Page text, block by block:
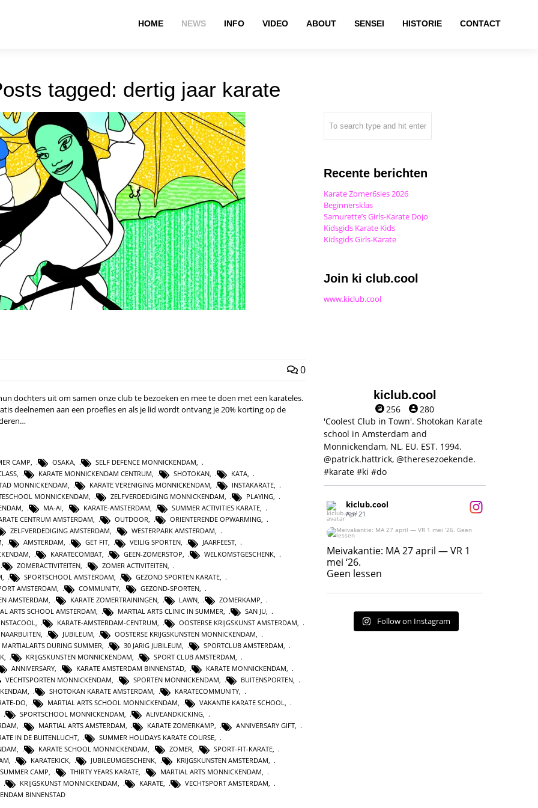
HOME NEWS INFO VIDEO ABOUT SENSEI HISTORIE CONTACT
tagged: dertig jaar karate
0
dochters uit om samen onze club te bezoeken en mee te doen met een karateles.
deelnemen aan een proefles en als je lid wordt ontvang je 20% korting op de
CAMP, OSAKA, SELF DEFENCE MONNICKENDAM,
, KARATE MONNICKENDAM CENTRUM, SHOTOKAN, KATA,
MONNICKENDAM, KARATE VERENIGING MONNICKENDAM, INSTAKARATE,
MONNICKENDAM, ZELFVERDEDIGING MONNICKENDAM, PLAYING,
, MA-AI, KARATE-AMSTERDAM, SUMMER ACTIVITIES KARATE,
CENTRUM AMSTERDAM, OUTDOOR, ORIENTERENDE OPWARMING,
ZELFVERDEDIGING AMSTERDAM, WESTERPARK AMSTERDAM,
, AMSTERDAM, GET FIT, VEILIG SPORTEN, JAARFEEST,
KARATECOMBAT GEEN-ZOMERSTOP WELKOMSTGESCHENK
ZOMERACTIVITEITEN ZOMER ACTIVITEITEN
SPORTSCHOOL AMSTERDAM GEZOND SPORTEN KARATE
AMSTERDAM
COMMUNITY GEZOND-SPORTEN
AMSTERDAM
KARATE ZOMERTRAININGEN LAWN ZOMERKAMP
ARTS SCHOOL AMSTERDAM
MARTIAL ARTS CLINIC IN SUMMER SAN JU
KARATE-AMSTERDAM-CENTRUM OOSTERSE KRIJGSKUNST AMSTERDAM
NAARBUITEN
JUBILEUM OOSTERSE KRIJGSKUNSTEN MONNICKENDAM
MARTIALARTS DURING SUMMER, 30 JARIG JUBILEUM, SPORTCLUB AMSTERDAM,
, KRIJGSKUNSTEN MONNICKENDAM, SPORT CLUB AMSTERDAM,
ANNIVERSARY, KARATE AMSTERDAM BINNENSTAD, KARATE MONNICKENDAM,
VECHTSPORTEN MONNICKENDAM, SPORTEN MONNICKENDAM, BUITENSPORTEN,
, SHOTOKAN KARATE AMSTERDAM, KARATECOMMUNITY,
DO, MARTIAL ARTS SCHOOL MONNICKENDAM, VAKANTIE KARATE SCHOOL,
SPORTSCHOOL MONNICKENDAM, ALIVEANDKICKING,
, MARTIAL ARTS AMSTERDAM, KARATE ZOMERKAMP, ANNIVERSARY GIFT,
IN DE BUITENLUCHT
SUMMER HOLIDAYS KARATE COURSE
KARATE SCHOOL MONNICKENDAM ZOMER SPORT-FIT-KARATE
KARATEKICK JUBILEUMGESCHENK KRIJGSKUNSTEN AMSTERDAM
CAMP
THIRTY YEARS KARATE MARTIAL ARTS MONNICKENDAM
KRIJGSKUNST MONNICKENDAM KARATE VECHTSPORT AMSTERDAM
BINNENSTAD
Recente berichten
Karate Zomer6sies 2026
Beginnersklas
Samurette’s Girls-Karate Dojo
Kidsgids Karate Kids
Kidsgids Girls-Karate
Join ki club.cool
www.kiclub.cool
kiclub.cool
256
280
'Coolest Club in Town'. Shotokan Karate
school in Amsterdam and
Monnickendam, NL, EU. EST. 1994.
@patrick.hattrick, @theresezoekende.
#karate #ki #do
kiclub.cool
Apr 21
Meivakantie: MA 27 april — VR 1 mei ‘26.
Geen lessen
17
Meivakantie: MA 27 april — VR 1
mei ‘26.
Geen lessen
Follow on Instagram